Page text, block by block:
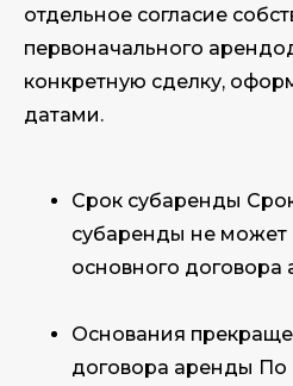
отдельное согласие
первоначального
конкретную сделку,
датами.
Срок субаренды
субаренды не может
основного договора
Основания
договора аренды